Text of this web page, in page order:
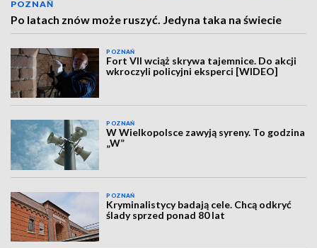
POZNAŃ
Po latach znów może ruszyć. Jedyna taka na świecie
POZNAŃ
Fort VII wciąż skrywa tajemnice. Do akcji
wkroczyli policyjni eksperci [WIDEO]
POZNAŃ
W Wielkopolsce zawyją syreny. To godzina
„W”
POZNAŃ
Kryminalistycy badają cele. Chcą odkryć
ślady sprzed ponad 80 lat